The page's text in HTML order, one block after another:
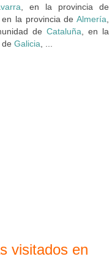
, en la provincia de
, en la provincia de Almería
de Cataluña , en la
de Galicia
visitados en